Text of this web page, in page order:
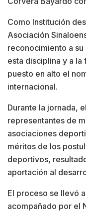
Como Institución
Asociación
reconocimiento a
esta disciplina y a
puesto en alto el
internacional.
Durante la jornada,
representantes de
asociaciones
méritos de los
deportivos,
aportación al
El proceso se llevó
acompañado por el